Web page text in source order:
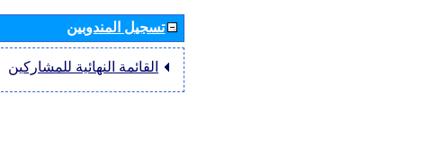
تسجيل المندوبين
القائمة النهائية للمشاركين